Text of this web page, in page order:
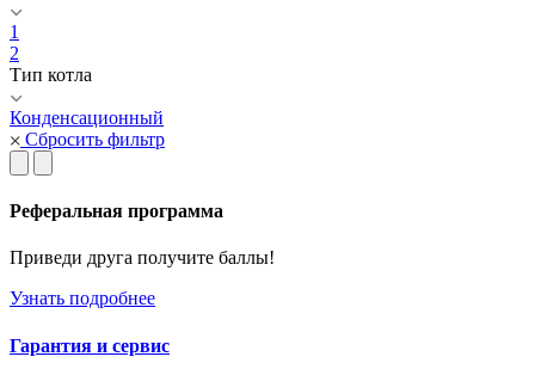
1
2
Тип котла
Конденсационный
Сбросить фильтр
Реферальная программа
Приведи друга получите баллы!
Узнать подробнее
Гарантия и сервис